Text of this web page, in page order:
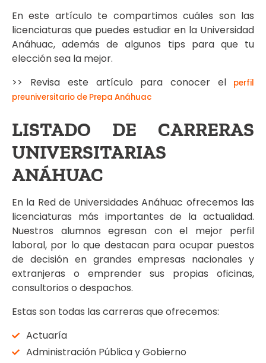
En este artículo te compartimos cuáles son las
licenciaturas que puedes estudiar en la Universidad
Anáhuac, además de algunos tips para que tu
elección sea la mejor.
>> Revisa este artículo para conocer el perfil
preuniversitario de Prepa Anáhuac
LISTADO DE CARRERAS
UNIVERSITARIAS
ANÁHUAC
En la Red de Universidades Anáhuac ofrecemos las
licenciaturas más importantes de la actualidad.
Nuestros alumnos egresan con el mejor perfil
laboral, por lo que destacan para ocupar puestos
de decisión en grandes empresas nacionales y
extranjeras o emprender sus propias oficinas,
consultorios o despachos.
Estas son todas las carreras que ofrecemos:
Actuaría
Administración Pública y Gobierno